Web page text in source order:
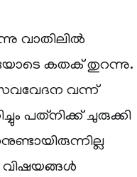
വാതിലിൽ
കതക് തുറന്നു.
വന്ന്
പത്‌നിക്ക് ചുരുക്കി
വിഷയങ്ങൾ